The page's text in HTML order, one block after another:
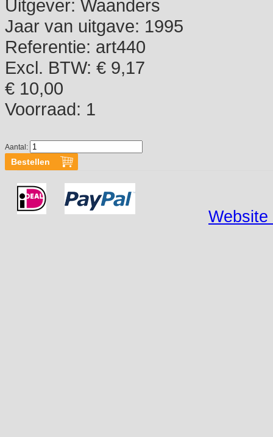
Uitgever: Waanders
Jaar van uitgave: 1995
Referentie: art440
Excl. BTW: € 9,17
€ 10,00
Voorraad: 1
Aantal:
Website